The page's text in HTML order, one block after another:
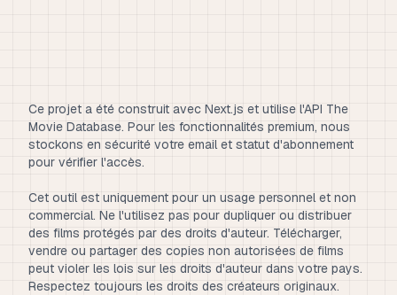
Ce projet a été construit avec Next.js et utilise l'API The
Movie Database. Pour les fonctionnalités premium, nous
stockons en sécurité votre email et statut d'abonnement
pour vérifier l'accès.
Cet outil est uniquement pour un usage personnel et non
commercial. Ne l'utilisez pas pour dupliquer ou distribuer
des films protégés par des droits d'auteur. Télécharger,
vendre ou partager des copies non autorisées de films
peut violer les lois sur les droits d'auteur dans votre pays.
Respectez toujours les droits des créateurs originaux.